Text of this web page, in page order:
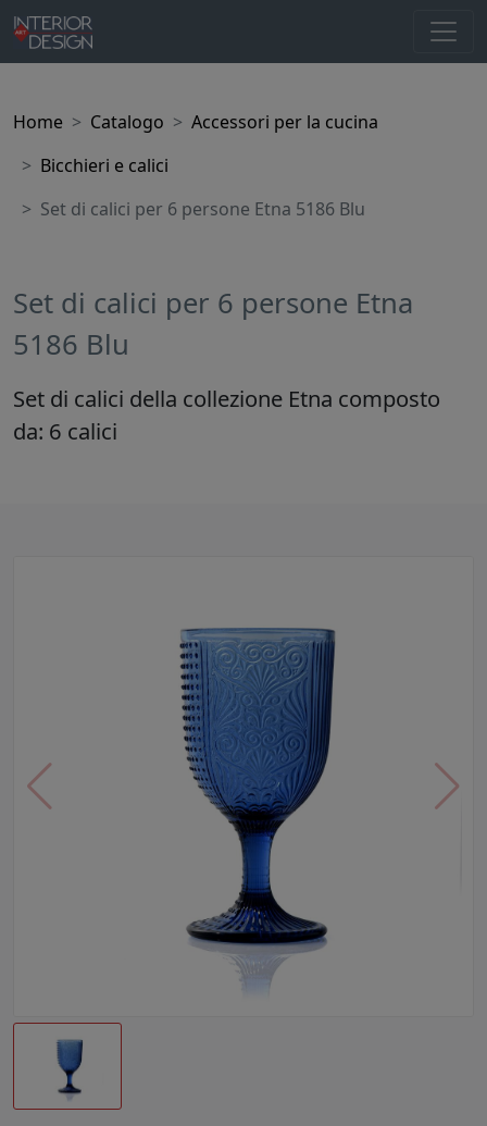
Home Catalogo
Accessori per la cucina
Bicchieri e calici
Set di calici per 6 persone Etna 5186 Blu
Set di calici per 6 persone Etna
5186 Blu
Set di calici della collezione Etna composto
da: 6 calici